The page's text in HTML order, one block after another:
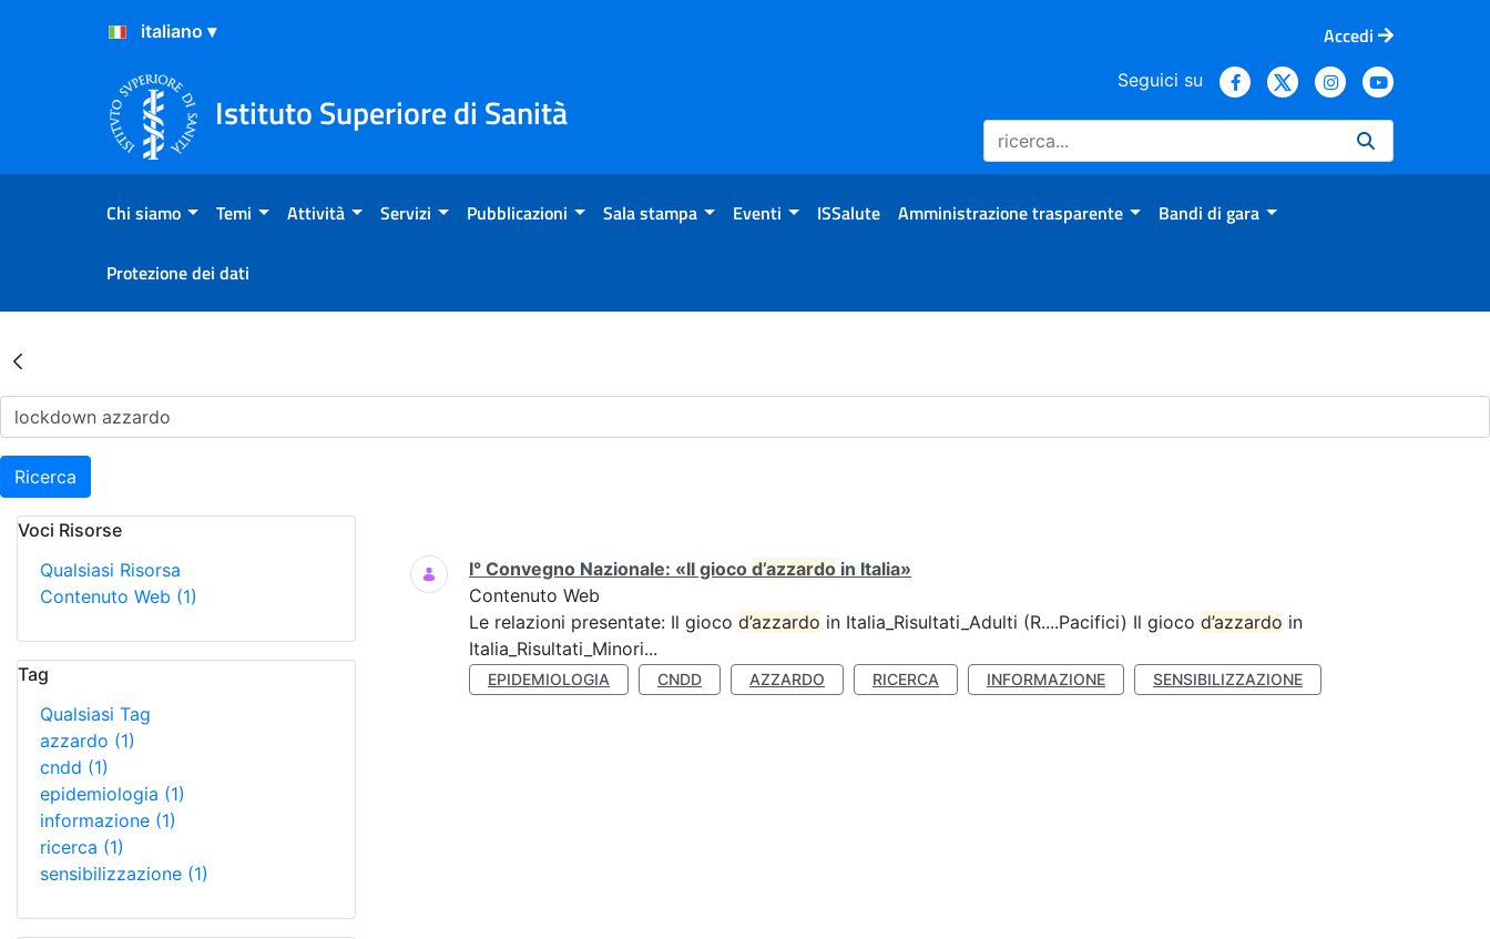
Salta al Contenuto
Salta al Footer
Accedi
Istituto Superiore di Sanità
Seguici su
Chi siamo Temi Attività Servizi Pubblicazioni Sala stampa Eventi ISSalute Amministrazione trasparente Bandi di gara
Protezione dei dati
Risultati della Ricerca - Archivio
Ricerca
Voci Risorse
Qualsiasi Risorsa
Contenuto Web (1)
Tag
Qualsiasi Tag
azzardo (1)
cndd (1)
epidemiologia (1)
informazione (1)
ricerca (1)
sensibilizzazione (1)
Ricerca
I° Convegno Nazionale: «Il gioco d’azzardo in Italia»
Contenuto Web
Le relazioni presentate: Il gioco d’azzardo in Italia_Risultati_Adulti (R....Pacifici) Il gioco d’azzardo in
Italia_Risultati_Minori...
EPIDEMIOLOGIA CNDD AZZARDO RICERCA INFORMAZIONE SENSIBILIZZAZIONE